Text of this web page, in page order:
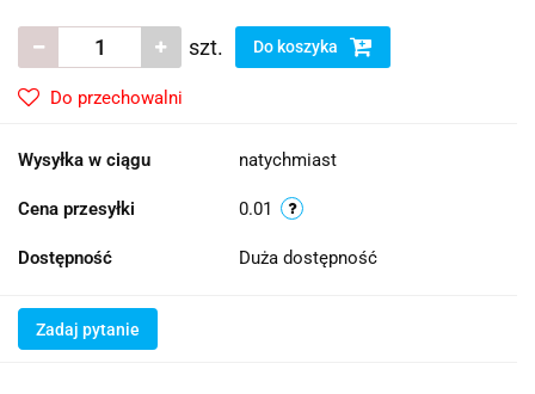
szt. Do koszyka
Do przechowalni
Wysyłka w ciągu natychmiast
Cena przesyłki 0.01
Dostępność Duża dostępność
Zadaj pytanie